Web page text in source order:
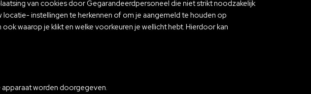
van cookies door Gegarandeerdpersoneel die niet strikt noodzakelijk
instellingen te herkennen of om je aangemeld te houden op
waarop je klikt en welke voorkeuren je wellicht hebt. Hierdoor kan
apparaat worden doorgegeven.